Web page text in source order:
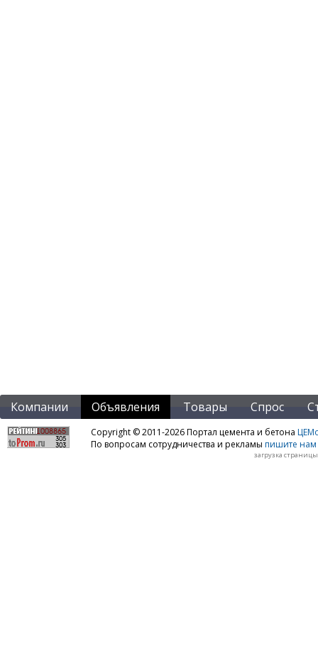
Компании Объявления Товары Спрос
Copyright © 2011-2026 Портал цемента и бетона
По вопросам сотрудничества и рекламы пишите нам
загрузка